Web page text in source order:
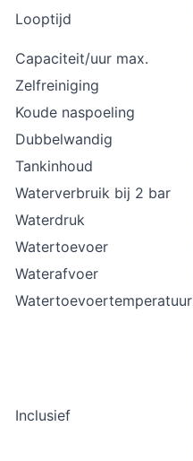
Looptijd
Capaciteit/uur max.
Zelfreiniging
Koude naspoeling
Dubbelwandig
Tankinhoud
Waterverbruik bij 2 bar
Waterdruk
Watertoevoer
Waterafvoer
Watertoevoertemperatuur
Inclusief